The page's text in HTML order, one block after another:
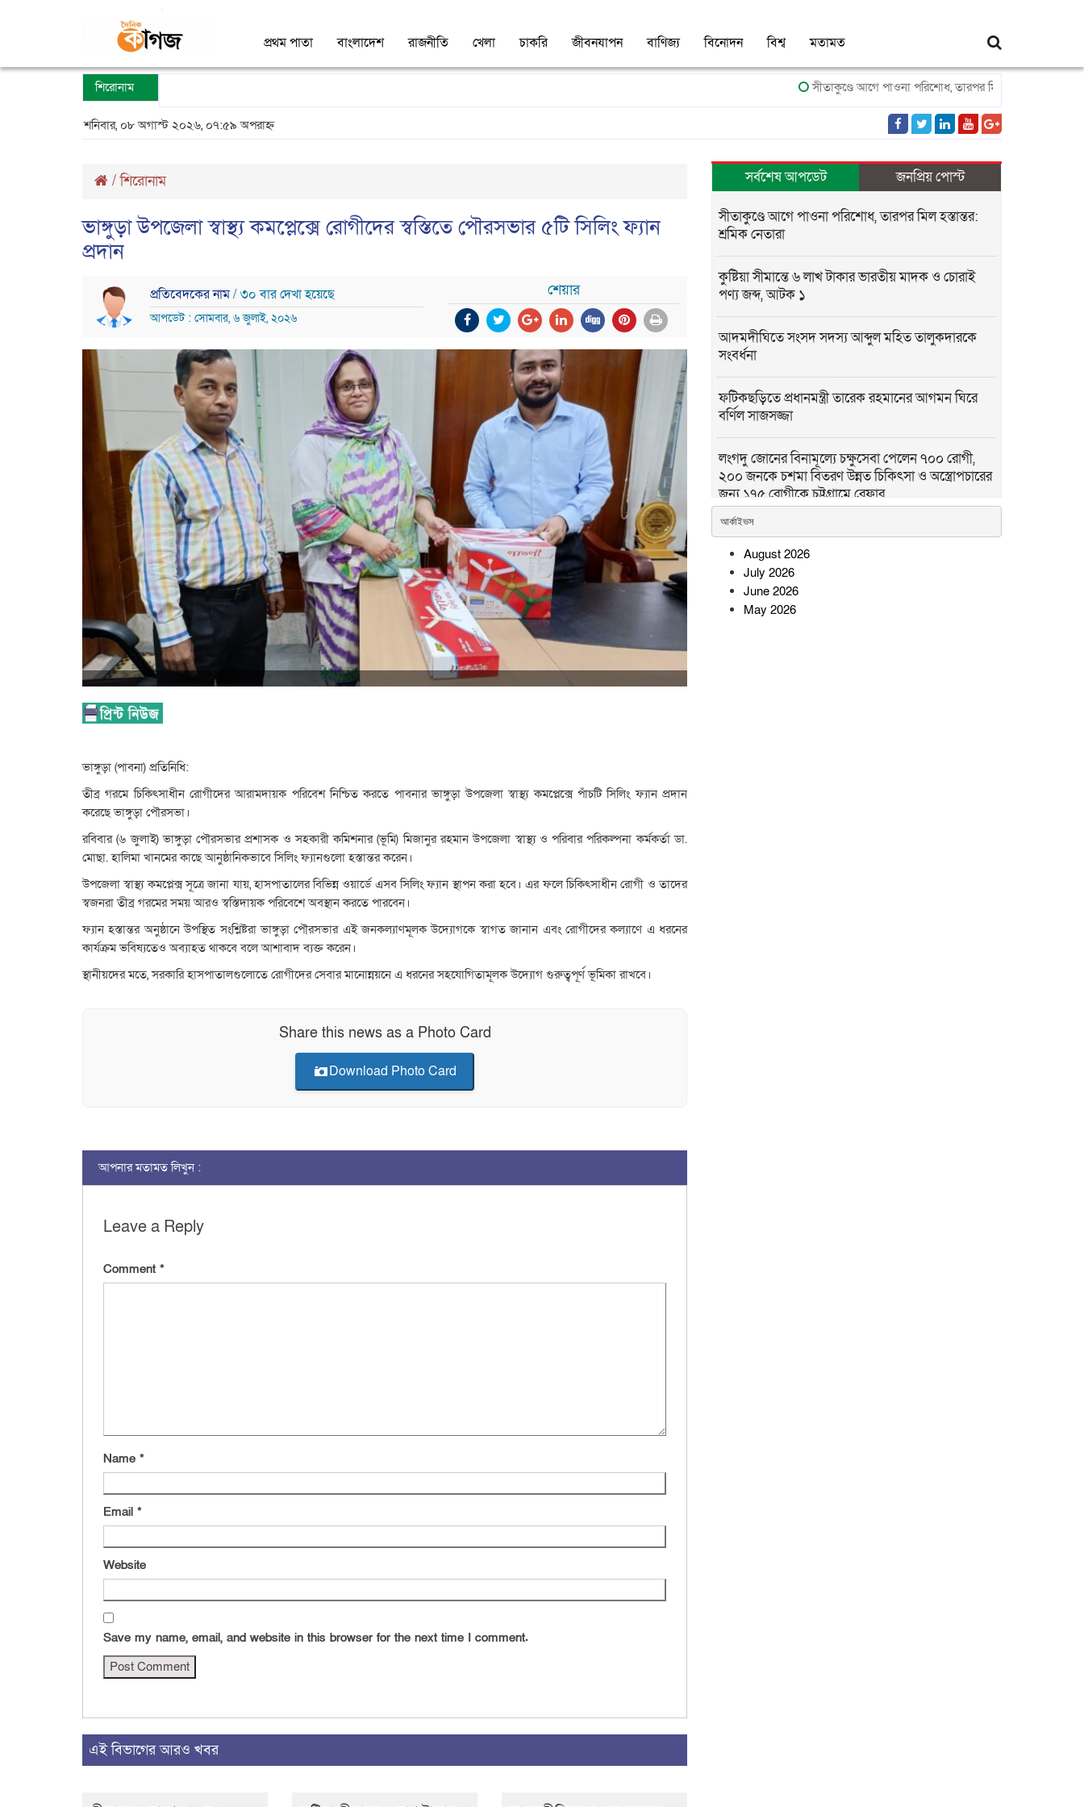
প্রথম পাতা বাংলাদেশ রাজনীতি খেলা চাকরি জীবনযাপন বাণিজ্য বিনোদন বিশ্ব মতামত
শিরোনাম সীতাকুণ্ডে আগে পাওনা পরিশোধ, তারপর মিল হস্তান্তর: শ্রমিক নেতারা
শনিবার, ০৮ অগাস্ট ২০২৬, ০৭:৫৯ অপরাহ্ন
/শিরোনাম
ভাঙ্গুড়া উপজেলা স্বাস্থ্য কমপ্লেক্সে রোগীদের স্বস্তিতে পৌরসভার ৫টি সিলিং ফ্যান
প্রদান
প্রতিবেদকের নাম/ ৩০ বার দেখা হয়েছে
আপডেট : সোমবার, ৬ জুলাই, ২০২৬
শেয়ার
ভাঙ্গুড়া (পাবনা) প্রতিনিধি:
তীব্র গরমে চিকিৎসাধীন রোগীদের আরামদায়ক পরিবেশ নিশ্চিত করতে পাবনার ভাঙ্গুড়া উপজেলা স্বাস্থ্য কমপ্লেক্সে পাঁচটি সিলিং ফ্যান প্রদান
করেছে ভাঙ্গুড়া পৌরসভা।
রবিবার (৬ জুলাই) ভাঙ্গুড়া পৌরসভার প্রশাসক ও সহকারী কমিশনার (ভূমি) মিজানুর রহমান উপজেলা স্বাস্থ্য ও পরিবার পরিকল্পনা কর্মকর্তা ডা.
মোছা. হালিমা খানমের কাছে আনুষ্ঠানিকভাবে সিলিং ফ্যানগুলো হস্তান্তর করেন।
উপজেলা স্বাস্থ্য কমপ্লেক্স সূত্রে জানা যায়, হাসপাতালের বিভিন্ন ওয়ার্ডে এসব সিলিং ফ্যান স্থাপন করা হবে। এর ফলে চিকিৎসাধীন রোগী ও তাদের
স্বজনরা তীব্র গরমের সময় আরও স্বস্তিদায়ক পরিবেশে অবস্থান করতে পারবেন।
ফ্যান হস্তান্তর অনুষ্ঠানে উপস্থিত সংশ্লিষ্টরা ভাঙ্গুড়া পৌরসভার এই জনকল্যাণমূলক উদ্যোগকে স্বাগত জানান এবং রোগীদের কল্যাণে এ ধরনের
কার্যক্রম ভবিষ্যতেও অব্যাহত থাকবে বলে আশাবাদ ব্যক্ত করেন।
স্থানীয়দের মতে, সরকারি হাসপাতালগুলোতে রোগীদের সেবার মানোন্নয়নে এ ধরনের সহযোগিতামূলক উদ্যোগ গুরুত্বপূর্ণ ভূমিকা রাখবে।
Share this news as a Photo Card
Download Photo Card
আপনার মতামত লিখুন :
Leave a Reply
Comment *
Name *
Email *
Website
Save my name, email, and website in this browser for the next time I comment.
এই বিভাগের আরও খবর
সর্বশেষ আপডেট জনপ্রিয় পোস্ট
সীতাকুণ্ডে আগে পাওনা পরিশোধ, তারপর মিল হস্তান্তর:
শ্রমিক নেতারা
কুষ্টিয়া সীমান্তে ৬ লাখ টাকার ভারতীয় মাদক ও চোরাই
পণ্য জব্দ, আটক ১
আদমদীঘিতে সংসদ সদস্য আব্দুল মহিত তালুকদারকে
সংবর্ধনা
ফটিকছড়িতে প্রধানমন্ত্রী তারেক রহমানের আগমন ঘিরে
বর্ণিল সাজসজ্জা
লংগদু জোনের বিনামূল্যে চক্ষুসেবা পেলেন ৭০০ রোগী,
২০০ জনকে চশমা বিতরণ উন্নত চিকিৎসা ও অস্ত্রোপচারের
জন্য ১৭৫ রোগীকে চট্টগ্রামে রেফার
সেনবাগে টানা ৪০ দিন জামাতে নামাজ আদায়কারীদের
মাঝে ক্রেস্ট ও বাইসাইকেল বিতরণ
আর্কাইভস
August 2026
July 2026
June 2026
May 2026